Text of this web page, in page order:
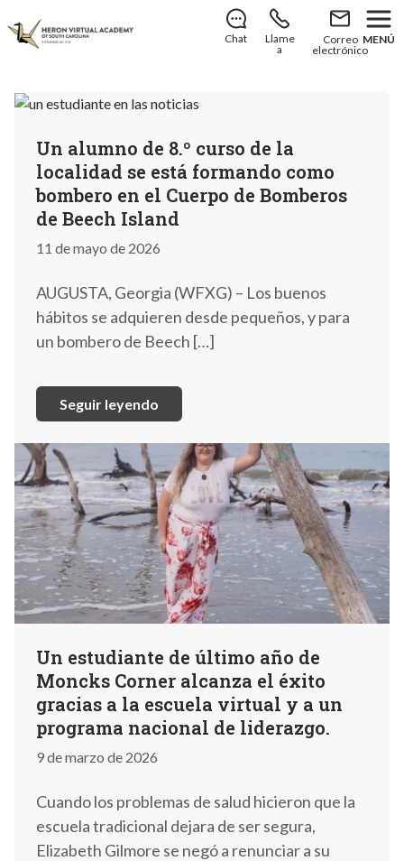
¡Todavía hay plazas disponibles para unirte a
nosotros en el curso escolar 2026-2027!Descubre
cómo matricularte
Chat
Llame
a
Correo
electrónico
MENÚ
Un alumno de 8.º curso de la
localidad se está formando como
bombero en el Cuerpo de Bomberos
de Beech Island
11 de mayo de 2026
AUGUSTA, Georgia (WFXG) – Los buenos
hábitos se adquieren desde pequeños, y para
un bombero de Beech […]
Seguir leyendo
Un estudiante de último año de
Moncks Corner alcanza el éxito
gracias a la escuela virtual y a un
programa nacional de liderazgo.
9 de marzo de 2026
Cuando los problemas de salud hicieron que la
escuela tradicional dejara de ser segura,
Elizabeth Gilmore se negó a renunciar a su